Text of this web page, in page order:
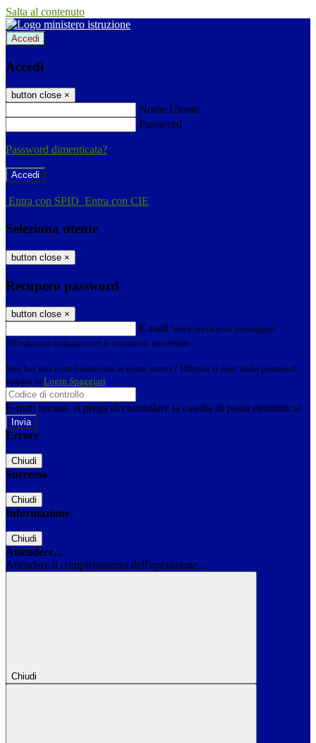
Salta al contenuto
Accedi
Accedi
button close ×
Nome Utente
Password
Password dimenticata?
-
Entra con SPID Entra con CIE
Seleziona utente
button close ×
Recupero password
button close ×
E-mail Verrà inviato un messaggio
all'indirizzo indicato con le istruzioni necessarie.
Non hai una e-mail associata al nome utente? Effettua il reset della password
tramite la Login Spaggiari
E-mail inviata, si prega di controllare la casella di posta elettronica!
Errore
Chiudi
Successo
Chiudi
Informazione
Chiudi
Attendere...
Attendere il completamento dell'operazione...
Chiudi